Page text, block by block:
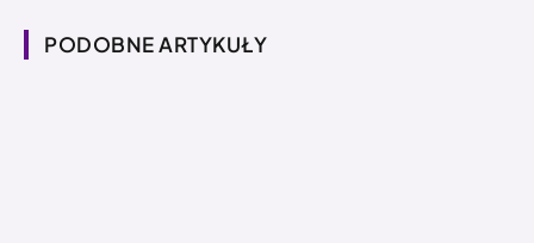
PODOBNE ARTYKUŁY